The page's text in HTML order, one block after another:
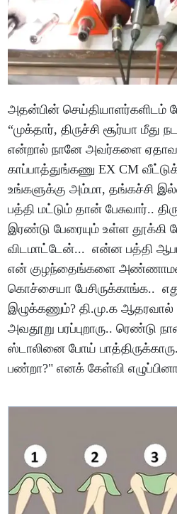
அதன்பின் செய்தியாளர்களிடம்
“முக்தார், திருச்சி சூர்யா
என்றால் நானே அவர்களை
காப்பாத்துங்கணு EX CM
உங்களுக்கு அம்மா, தங்கச்சி
பத்தி மட்டும் தான் பேசுவார்..
இரண்டு பேரையும் உள்ள
விடமாட்டேன்... என்ன பத்தி
என் குழந்தைங்களை
கொச்சையா பேசிருக்காங்க..
இழுக்கணும்? தி.மு.க ஆதரவால்
அவதூறு பரப்புறாரு.. ரெண்டு
ஸ்டாலினை போய்
பண்றா?" எனக் கேள்வி